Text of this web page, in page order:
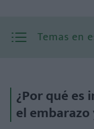
Temas en
¿Por qué
el